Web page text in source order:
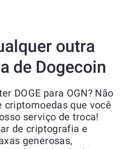
outra
de Dogecoin
DOGE para OGN? Não
criptomoedas que você
serviço de troca!
de criptografia e
generosas,